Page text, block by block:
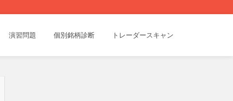
演習問題 個別銘柄診断 トレーダースキャン